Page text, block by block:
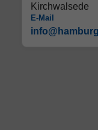
Kirchwalsede
E-Mail